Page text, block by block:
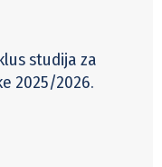
studija za
2025/2026.